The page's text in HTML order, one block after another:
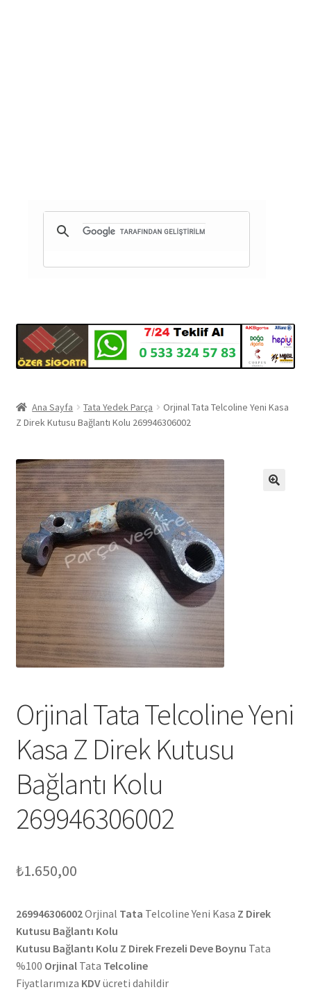
Ana Sayfa Tata Yedek Parça
Orjinal Tata Telcoline Yeni Kasa
Z Direk Kutusu Bağlantı Kolu 269946306002
Orjinal Tata Telcoline Yeni
Kasa Z Direk Kutusu
Bağlantı Kolu
269946306002
₺1.650,00
269946306002Orjinal Tata Telcoline Yeni Kasa Z Direk
Kutusu Bağlantı Kolu
Kutusu Bağlantı Kolu Z Direk Frezeli Deve Boynu Tata
%100 OrjinalTata Telcoline
Fiyatlarımıza KDVücreti dahildir